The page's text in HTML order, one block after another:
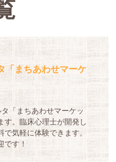
「まちあわせマーケ
「まちあわせマーケッ
す。臨床心理士が開発し
で気軽に体験できます。
です！